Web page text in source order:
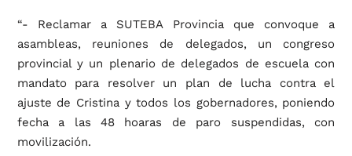
“- Reclamar a SUTEBA Provincia que convoque a
asambleas, reuniones de delegados, un congreso
provincial y un plenario de delegados de escuela con
mandato para resolver un plan de lucha contra el
ajuste de Cristina y todos los gobernadores, poniendo
fecha a las 48 hoaras de paro suspendidas, con
movilización.